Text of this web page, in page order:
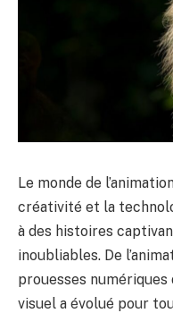
Le monde de
créativité et la
à des histoires
inoubliables. De
prouesses numériques
visuel a évolué pour